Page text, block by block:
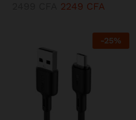
2249 CFA
-25%